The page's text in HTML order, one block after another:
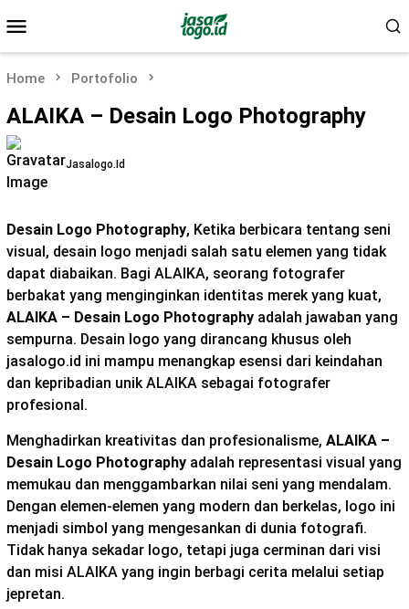
to
contentMenu
Home Portofolio
ALAIKA – Desain Logo Photography
Jasalogo.id
Desain Logo Photography, Ketika berbicara tentang seni
visual, desain logo menjadi salah satu elemen yang tidak
dapat diabaikan. Bagi ALAIKA, seorang fotografer
berbakat yang menginginkan identitas merek yang kuat,
ALAIKA – Desain Logo Photography adalah jawaban yang
sempurna. Desain logo yang dirancang khusus oleh
jasalogo.id ini mampu menangkap esensi dari keindahan
dan kepribadian unik ALAIKA sebagai fotografer
profesional.
Menghadirkan kreativitas dan profesionalisme, ALAIKA –
Desain Logo Photography adalah representasi visual yang
memukau dan menggambarkan nilai seni yang mendalam.
Dengan elemen-elemen yang modern dan berkelas, logo ini
menjadi simbol yang mengesankan di dunia fotografi.
Tidak hanya sekadar logo, tetapi juga cerminan dari visi
dan misi ALAIKA yang ingin berbagi cerita melalui setiap
jepretan.